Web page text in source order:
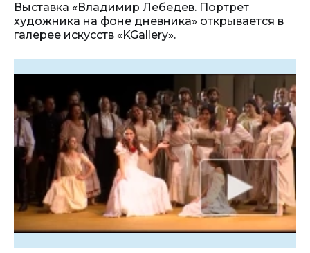
Выставка «Владимир Лебедев. Портрет
художника на фоне дневника» открывается в
галерее искусств «KGallery».